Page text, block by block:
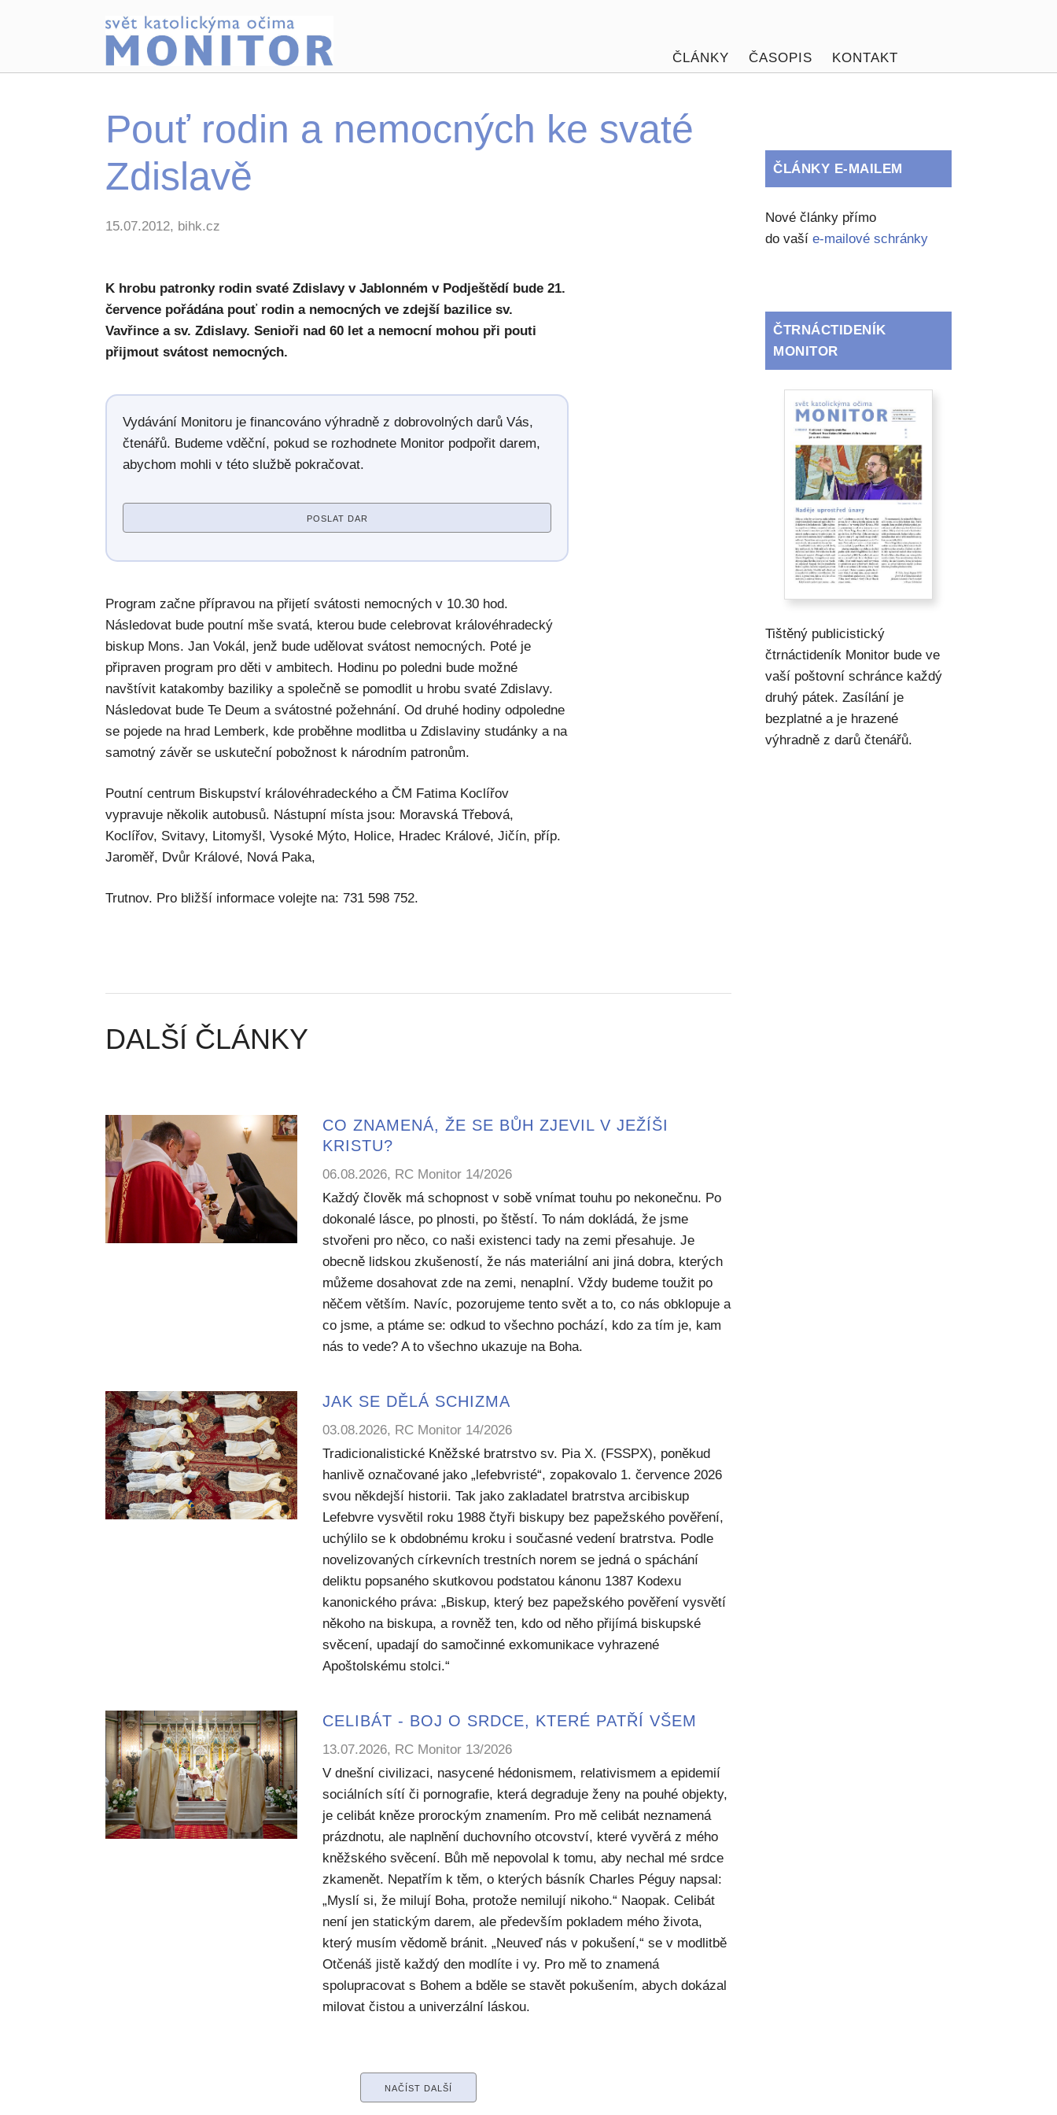
ČLÁNKY ČASOPIS KONTAKT
Pouť rodin a nemocných ke svaté
Zdislavě
15.07.2012, bihk.cz
K hrobu patronky rodin svaté Zdislavy v Jablonném v Podještědí bude 21.
července pořádána pouť rodin a nemocných ve zdejší bazilice sv.
Vavřince a sv. Zdislavy. Senioři nad 60 let a nemocní mohou při pouti
přijmout svátost nemocných.
Vydávání Monitoru je financováno výhradně z dobrovolných darů Vás,
čtenářů. Budeme vděční, pokud se rozhodnete Monitor podpořit darem,
abychom mohli v této službě pokračovat.
POSLAT DAR
Program začne přípravou na přijetí svátosti nemocných v 10.30 hod.
Následovat bude poutní mše svatá, kterou bude celebrovat královéhradecký
biskup Mons. Jan Vokál, jenž bude udělovat svátost nemocných. Poté je
připraven program pro děti v ambitech. Hodinu po poledni bude možné
navštívit katakomby baziliky a společně se pomodlit u hrobu svaté Zdislavy.
Následovat bude Te Deum a svátostné požehnání. Od druhé hodiny odpoledne
se pojede na hrad Lemberk, kde proběhne modlitba u Zdislaviny studánky a na
samotný závěr se uskuteční pobožnost k národním patronům.
Poutní centrum Biskupství královéhradeckého a ČM Fatima Koclířov
vypravuje několik autobusů. Nástupní místa jsou: Moravská Třebová,
Koclířov, Svitavy, Litomyšl, Vysoké Mýto, Holice, Hradec Králové, Jičín, příp.
Jaroměř, Dvůr Králové, Nová Paka,
Trutnov. Pro bližší informace volejte na: 731 598 752.
DALŠÍ ČLÁNKY
CO ZNAMENÁ, ŽE SE BŮH ZJEVIL V JEŽÍŠI
KRISTU?
06.08.2026, RC Monitor 14/2026
Každý člověk má schopnost v sobě vnímat touhu po nekonečnu. Po
dokonalé lásce, po plnosti, po štěstí. To nám dokládá, že jsme
stvořeni pro něco, co naši existenci tady na zemi přesahuje. Je
obecně lidskou zkušeností, že nás materiální ani jiná dobra, kterých
můžeme dosahovat zde na zemi, nenaplní. Vždy budeme toužit po
něčem větším. Navíc, pozorujeme tento svět a to, co nás obklopuje a
co jsme, a ptáme se: odkud to všechno pochází, kdo za tím je, kam
nás to vede? A to všechno ukazuje na Boha.
JAK SE DĚLÁ SCHIZMA
03.08.2026, RC Monitor 14/2026
Tradicionalistické Kněžské bratrstvo sv. Pia X. (FSSPX), poněkud
hanlivě označované jako „lefebvristé“, zopakovalo 1. července 2026
svou někdejší historii. Tak jako zakladatel bratrstva arcibiskup
Lefebvre vysvětil roku 1988 čtyři biskupy bez papežského pověření,
uchýlilo se k obdobnému kroku i současné vedení bratrstva. Podle
novelizovaných církevních trestních norem se jedná o spáchání
deliktu popsaného skutkovou podstatou kánonu 1387 Kodexu
kanonického práva: „Biskup, který bez papežského pověření vysvětí
někoho na biskupa, a rovněž ten, kdo od něho přijímá biskupské
svěcení, upadají do samočinné exkomunikace vyhrazené
Apoštolskému stolci.“
CELIBÁT - BOJ O SRDCE, KTERÉ PATŘÍ VŠEM
13.07.2026, RC Monitor 13/2026
V dnešní civilizaci, nasycené hédonismem, relativismem a epidemií
sociálních sítí či pornografie, která degraduje ženy na pouhé objekty,
je celibát kněze prorockým znamením. Pro mě celibát neznamená
prázdnotu, ale naplnění duchovního otcovství, které vyvěrá z mého
kněžského svěcení. Bůh mě nepovolal k tomu, aby nechal mé srdce
zkamenět. Nepatřím k těm, o kterých básník Charles Péguy napsal:
„Myslí si, že milují Boha, protože nemilují nikoho.“ Naopak. Celibát
není jen statickým darem, ale především pokladem mého života,
který musím vědomě bránit. „Neuveď nás v pokušení,“ se v modlitbě
Otčenáš jistě každý den modlíte i vy. Pro mě to znamená
spolupracovat s Bohem a bděle se stavět pokušením, abych dokázal
milovat čistou a univerzální láskou.
NAČÍST DALŠÍ
ČLÁNKY E-MAILEM
Nové články přímo
do vašíe-mailové schránky
ČTRNÁCTIDENÍK
MONITOR
Tištěný publicistický
čtrnáctideník Monitor bude ve
vaší poštovní schránce každý
druhý pátek. Zasílání je
bezplatné a je hrazené
výhradně z darů čtenářů.